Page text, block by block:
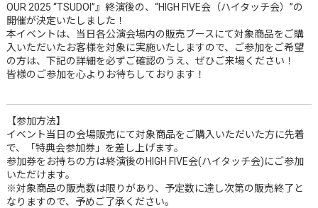
OUR 2025 “TSUDOI”』終演後の、“HIGH FIVE会（ハイタッチ会）”の
開催が決定いたしました！
本イベントは、当日各公演会場内の販売ブースにて対象商品をご購
入いただいたお客様を対象に実施いたしますので、ご参加をご希望
の方は、下記の詳細を必ずご確認のうえ、ぜひご来場ください！
皆様のご参加を心よりお待ちしております！
【参加方法】
イベント当日の会場販売にて対象商品をご購入いただいた方に先着
で、「特典会参加券」を差し上げます。
参加券をお持ちの方は終演後のHIGH FIVE会(ハイタッチ会)にご参加
いただけます。
※対象商品の販売数は限りがあり、予定数に達し次第の販売終了と
なりますので、予めご了承ください。